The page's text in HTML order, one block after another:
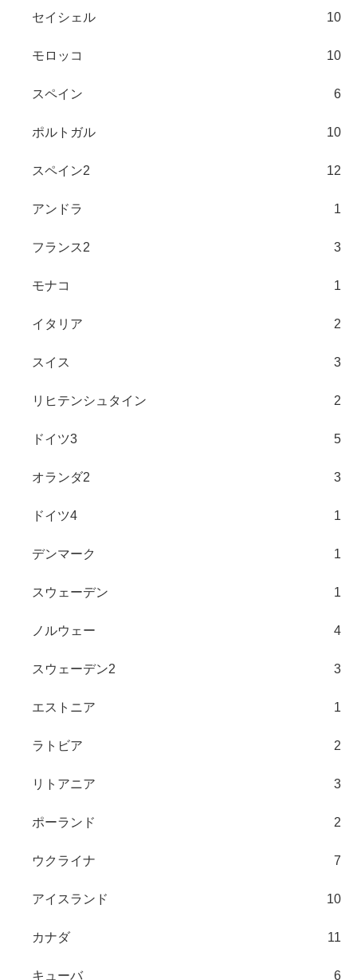
セイシェル 10
モロッコ 10
スペイン 6
ポルトガル 10
スペイン2 12
アンドラ 1
フランス2 3
モナコ 1
イタリア 2
スイス 3
リヒテンシュタイン 2
ドイツ3 5
オランダ2 3
ドイツ4 1
デンマーク 1
スウェーデン 1
ノルウェー 4
スウェーデン2 3
エストニア 1
ラトビア 2
リトアニア 3
ポーランド 2
ウクライナ 7
アイスランド 10
カナダ 11
キューバ 6